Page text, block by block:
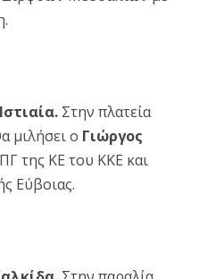
Στην πλατεία
μιλήσει ο Γιώργος
της ΚΕ του ΚΚΕ και
Εύβοιας.